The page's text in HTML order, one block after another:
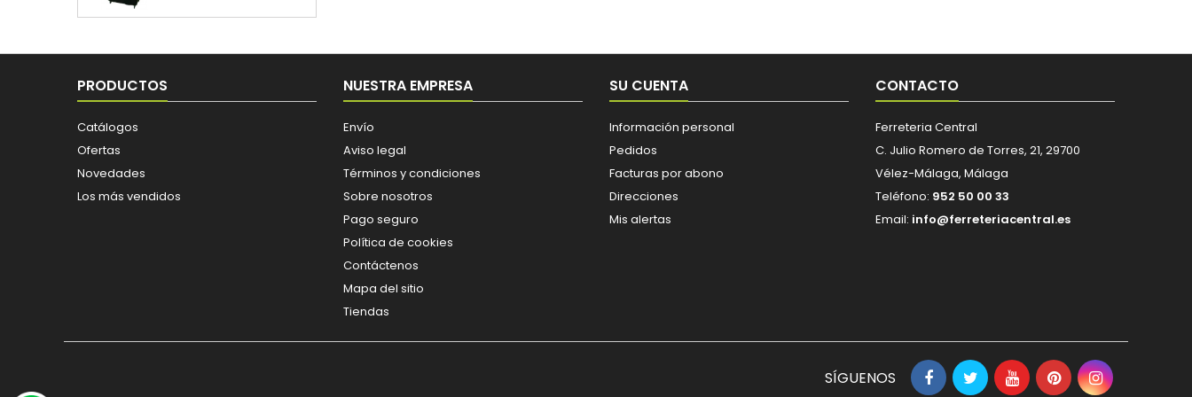
PRODUCTOS
Catálogos
Ofertas
Novedades
Los más vendidos
NUESTRA EMPRESA
Envío
Aviso legal
Términos y condiciones
Sobre nosotros
Pago seguro
Política de cookies
Contáctenos
Mapa del sitio
Tiendas
SU CUENTA
Información personal
Pedidos
Facturas por abono
Direcciones
Mis alertas
CONTACTO
Ferreteria Central
C. Julio Romero de Torres, 21, 29700
Vélez-Málaga, Málaga
Teléfono: 952 50 00 33
Email: info@ferreteriacentral.es
SÍGUENOS